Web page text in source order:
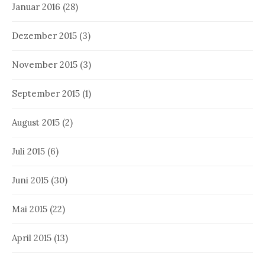
Januar 2016 (28)
Dezember 2015 (3)
November 2015 (3)
September 2015 (1)
August 2015 (2)
Juli 2015 (6)
Juni 2015 (30)
Mai 2015 (22)
April 2015 (13)